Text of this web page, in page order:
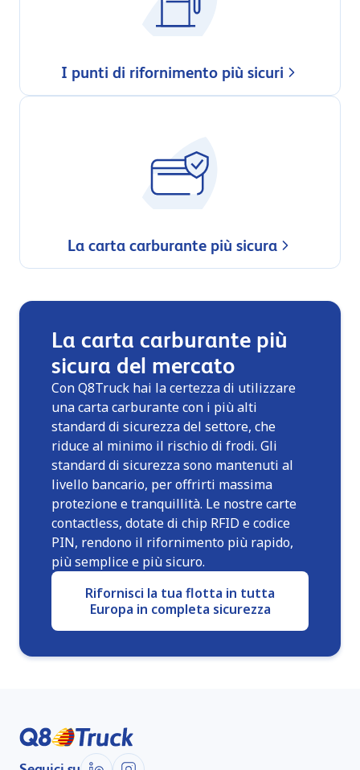
I punti di rifornimento più sicuri
La carta carburante più sicura
La carta carburante più
sicura del mercato
Con Q8Truck hai la certezza di utilizzare
una carta carburante con i più alti
standard di sicurezza del settore, che
riduce al minimo il rischio di frodi. Gli
standard di sicurezza sono mantenuti al
livello bancario, per offrirti massima
protezione e tranquillità. Le nostre carte
contactless, dotate di chip RFID e codice
PIN, rendono il rifornimento più rapido,
più semplice e più sicuro.
Rifornisci la tua flotta in tutta
Europa in completa sicurezza